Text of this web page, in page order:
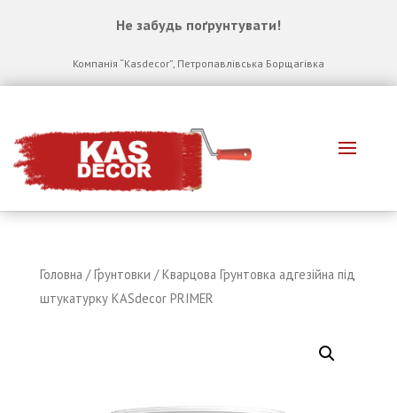
Не забудь поґрунтувати!
Компанія “Kasdecor”, Петропавлівська Борщагівка
Головна /Ґрунтовки / Кварцова Грунтовка адгезійна під
штукатурку КASdecor PRIMER